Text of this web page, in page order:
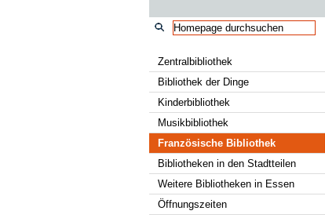
Zentralbibliothek
Bibliothek der Dinge
Kinderbibliothek
Musikbibliothek
Französische Bibliothek
Bibliotheken in den Stadtteilen
Weitere Bibliotheken in Essen
Öffnungszeiten